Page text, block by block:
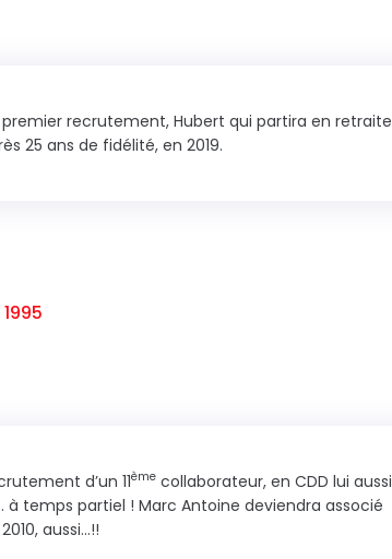
premier recrutement, Hubert qui partira en retraite
25 ans de fidélité, en 2019.
d’un 11ème collaborateur, en CDD lui aussi
à temps partiel ! Marc Antoine deviendra associé
aussi…!!